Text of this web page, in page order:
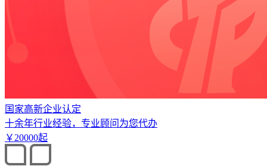
国家高新企业认定
十余年行业经验，专业顾问为您代办
￥ 20000起